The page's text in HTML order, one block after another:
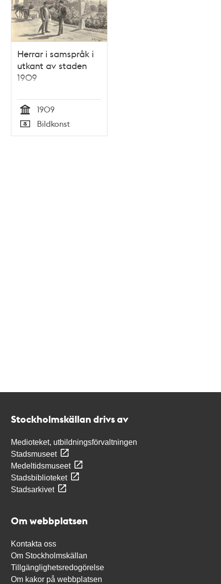
Herrar i samspråk i
utkant av staden
1909
Tid
1909
Typ
Bildkonst
Stockholmskällan drivs av
Medioteket, utbildningsförvaltningen
Stadsmuseet
Medeltidsmuseet
Stadsbiblioteket
Stadsarkivet
Om webbplatsen
Kontakta oss
Om Stockholmskällan
Tillgänglighetsredogörelse
Om kakor på webbplatsen